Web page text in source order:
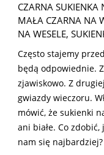
28
CZARNA SUKIENKA
MAŁA CZARNA NA
NA WESELE,
Często stajemy
będą odpowiednie.
zjawiskowo. Z
gwiazdy wieczoru.
mówić, że sukienki
ani białe. Co
nam się najbardziej?